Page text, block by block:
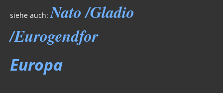
Vereinigte Staaten von Europa
Europa 2016
siehe auch:Nato /Gladio
/Eurogendfor
Europa